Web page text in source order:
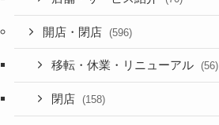
開店・閉店 (596)
移転・休業・リニューアル (56)
閉店 (158)